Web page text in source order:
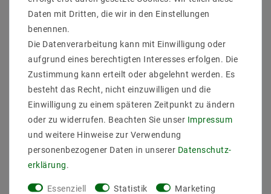
LED Strip 3528
Warmweiß (2700K) 24W
20,41 €
Meter
Artikel anzeigen
LED sideview Strip 335
Blauweiß (10000K) 24W
UVP 59,35 € 42,36 €
Artikel anzeigen
Daten mit Dritten, die wir in den Einstellungen
benennen.
Die Datenverarbeitung kann mit Einwilligung oder
aufgrund eines berechtigten Interesses erfolgen. Die
Zustimmung kann erteilt oder abgelehnt werden. Es
besteht das Recht, nicht einzuwilligen und die
Einwilligung zu einem späteren Zeitpunkt zu ändern
oder zu widerrufen. Beachten Sie unser Impressum
und weitere Hinweise zur Verwendung
personenbezogener Daten in unserer Daten­schutz­
erklärung.
Essenziell Statistik Marketing